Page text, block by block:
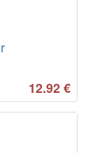
12.92€